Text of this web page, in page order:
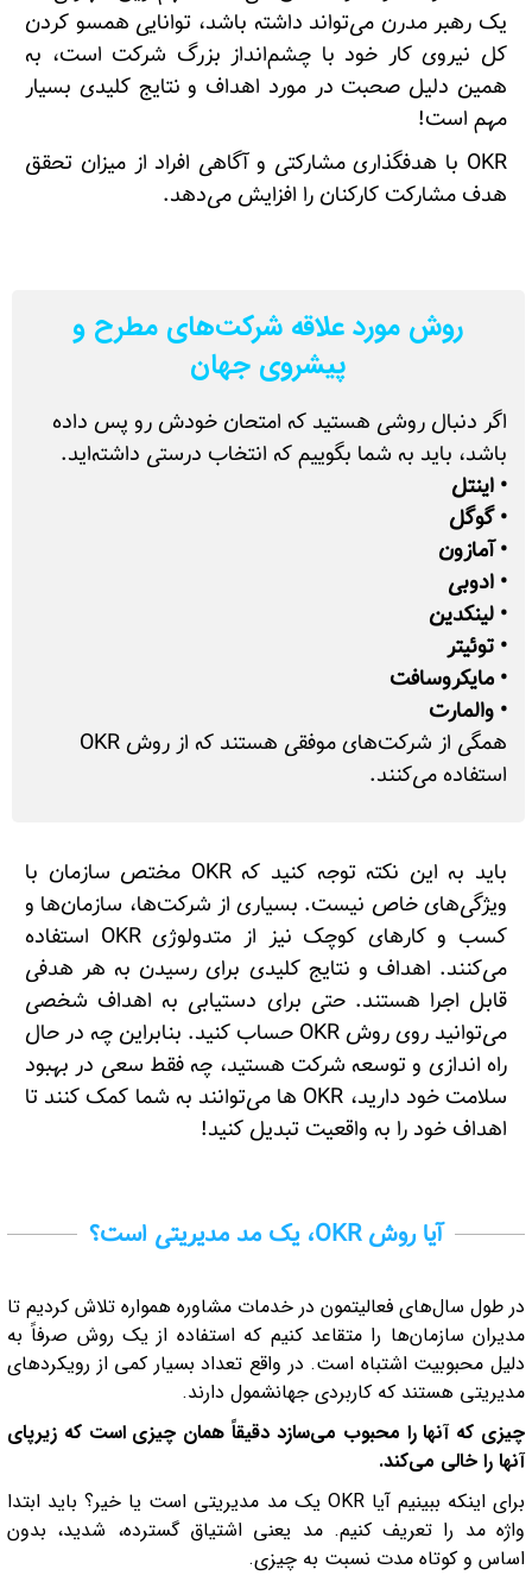
یک رهبر مدرن می‌تواند داشته باشد، توانایی همسو کردن
کل نیروی کار خود با چشم‌انداز بزرگ شرکت است، به
همین دلیل صحبت در مورد اهداف و نتایج کلیدی بسیار
مهم است!
OKR با هدفگذاری مشارکتی و آگاهی افراد از میزان تحقق
هدف مشارکت کارکنان را افزایش می‌دهد.
روش مورد علاقه شرکت‌های مطرح و
پیشروی جهان
اگر دنبال روشی هستید که امتحان خودش رو پس داده
باشد، باید به شما بگوییم که انتخاب درستی داشته‌اید.
• اینتل
• گوگل
• آمازون
• ادوبی
• لینکدین
• توئیتر
• مایکروسافت
• والمارت
همگی از شرکت‌های موفقی هستند که از روش OKR
استفاده می‌کنند.
باید به این نکته توجه کنید که OKR مختص سازمان با
ویژگی‌های خاص نیست. بسیاری از شرکت‌ها، سازمان‌ها و
کسب و کارهای کوچک نیز از متدولوژی OKR استفاده
می‌کنند. اهداف و نتایج کلیدی برای رسیدن به هر هدفی
قابل اجرا هستند. حتی برای دستیابی به اهداف شخصی
می‌توانید روی روش OKR حساب کنید. بنابراین چه در حال
راه اندازی و توسعه شرکت هستید، چه فقط سعی در بهبود
سلامت خود دارید، OKR ها می‌توانند به شما کمک کنند تا
اهداف خود را به واقعیت تبدیل کنید!
آیا روش OKR، یک مد مدیریتی است؟
در طول سال‌های فعالیتمون در خدمات مشاوره همواره تلاش کردیم تا
مدیران سازمان‌ها را متقاعد کنیم که استفاده از یک روش صرفاً به
دلیل محبوبیت اشتباه است. در واقع تعداد بسیار کمی از رویکردهای
مدیریتی هستند که کاربردی جهانشمول دارند.
چیزی که آنها را محبوب می‌سازد دقیقاً همان چیزی است که زیرپای
آنها را خالی می‌کند.
برای اینکه ببینیم آیا OKR یک مد مدیریتی است یا خیر؟ باید ابتدا
واژه مد را تعریف کنیم. مد یعنی اشتیاق گسترده، شدید، بدون
اساس و کوتاه مدت نسبت به چیزی.